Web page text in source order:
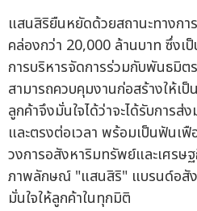
แสนสิริยืนหยัดด้วยสถานะทางก
คล่องกว่า 20,000 ล้านบาท ซึ่ง
การบริหารจัดการร่วมกับพันธมิต
สามารถควบคุมงานก่อสร้างให้เ
ลูกค้าจึงมั่นใจได้ว่าจะได้รับการ
และตรงต่อเวลา พร้อมเป็นฟันเ
วงการอสังหาริมทรัพย์และเศรษ
ภาพลักษณ์ "แสนสิริ" แบรนด์อสั
มั่นใจให้ลูกค้าในทุกมิติ